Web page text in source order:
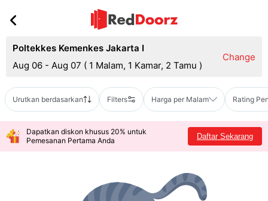
Poltekkes Kemenkes Jakarta I
Aug 06 - Aug 07 ( 1 Malam, 1 Kamar, 2 Tamu )
Change
Urutkan berdasarkan Filters Harga per Malam Rating
Dapatkan diskon khusus 20% untuk
Pemesanan Pertama Anda
Daftar Sekarang